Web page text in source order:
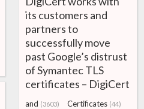
its customers and
partners to
successfully move
past Google’s distrust
of Symantec TLS
certificates – DigiCert
and (3603) Certificates (44)